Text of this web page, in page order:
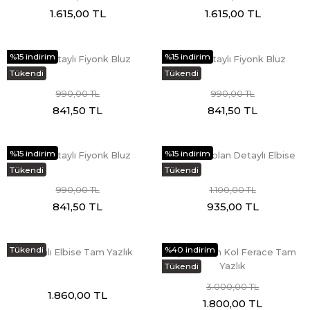
1.615,00 TL 1.615,00 TL
%15 indirim
Tükendi
Pile Detaylı Fiyonk Bluz
990,00 TL
841,50 TL
%15 indirim
Tükendi
Pile Detaylı Fiyonk Bluz
990,00 TL
841,50 TL
%15 indirim
Tükendi
Pile Detaylı Fiyonk Bluz
990,00 TL
841,50 TL
%15 indirim
Tükendi
Kontes Volan Detaylı Elbise
1.100,00 TL
935,00 TL
Tükendi
Robalı Elbise Tam Yazlık
1.860,00 TL
%40 indirim
Tükendi
Biyeli Balon Kol Ferace Tam
Yazlık
3.000,00 TL
1.800,00 TL